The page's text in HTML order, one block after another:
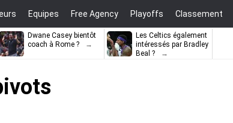
Equipes Free Agency Playoffs Classement
Dwane Casey bientôt
coach à Rome ?
Les Celtics également
intéressés par Bradley
Beal ?